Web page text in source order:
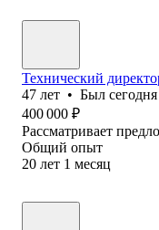
Технический
47 лет • Был сегодня
400 000 ₽
Рассматривает
Общий опыт
20 лет 1 месяц